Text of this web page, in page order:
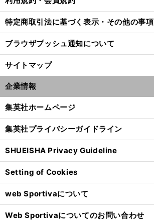
】
、
虎
」
特定商取引法に基づく表示・その他の事項
ブラウザプッシュ通知について
サイトマップ
企業情報
集英社ホームページ
集英社プライバシーガイドライン
SHUEISHA Privacy Guideline
Setting of Cookies
web Sportivaについて
Web Sportivaについてのお問い合わせ